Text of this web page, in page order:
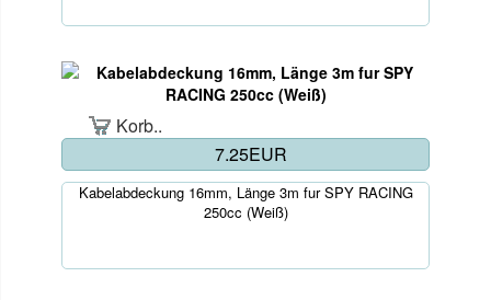
Korb..
7.25EUR
Kabelabdeckung 16mm, Länge 3m fur SPY RACING
250cc (Weiß)